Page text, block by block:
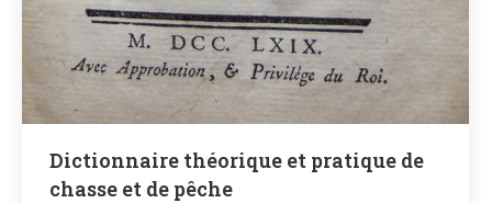
Dictionnaire théorique et pratique de
chasse et de pêche